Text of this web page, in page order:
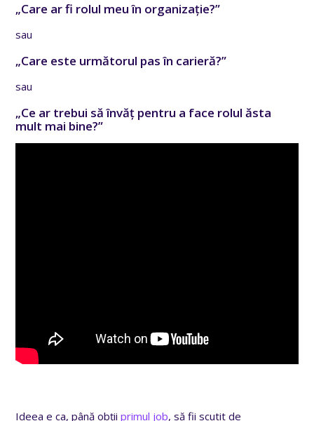
„Care ar fi rolul meu în organizație?”
sau
„Care este următorul pas în carieră?”
sau
„Ce ar trebui să învăț pentru a face rolul ăsta
mult mai bine?”
Ideea e ca, până obțiiprimul job, să fii scutit de